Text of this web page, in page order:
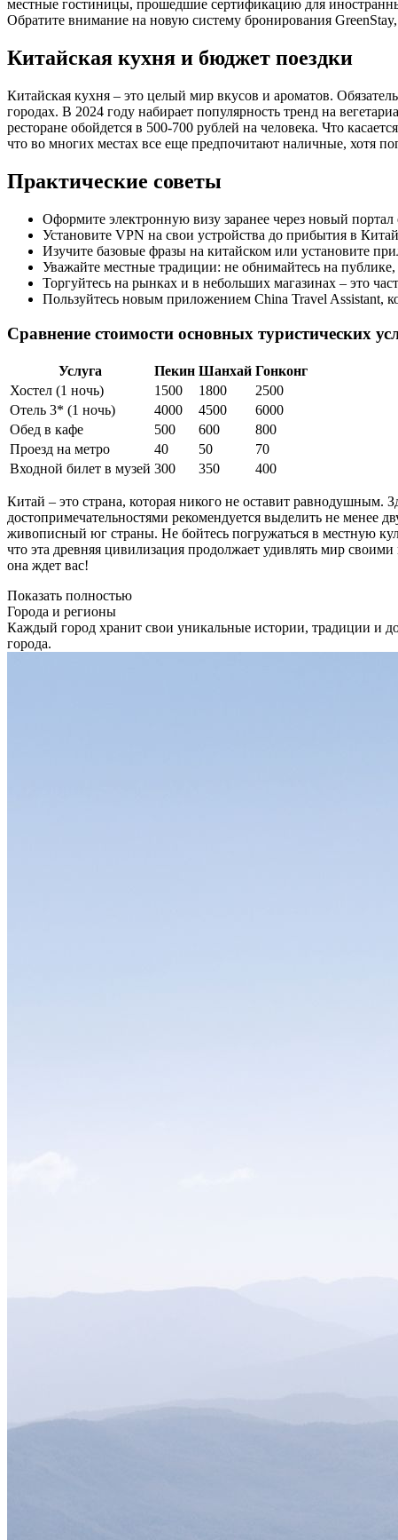
местные гостиницы, прошедшие сертификацию для
Обратите внимание на новую систему бронирования
Китайская кухня и бюджет поездки
Китайская кухня – это целый мир вкусов и ароматов.
городах. В 2024 году набирает популярность тренд на
ресторане обойдется в 500-700 рублей на человека. Что
что во многих местах все еще предпочитают наличные, хотя
Практические советы
Оформите электронную визу заранее через новый
Установите VPN на свои устройства до прибытия в
Изучите базовые фразы на китайском или установите
Уважайте местные традиции: не обнимайтесь на
Торгуйтесь на рынках и в небольших магазинах – это
Пользуйтесь новым приложением China Travel Assistant,
Сравнение стоимости основных туристических
Услуга Пекин Шанхай Гонконг
Хостел (1 ночь)
1500 1800
2500
Отель 3* (1 ночь)
4000 4500
6000
Обед в кафе
500 600
800
Проезд на метро
40 50
70
Входной билет в музей 300 350 400
Китай – это страна, которая никого не оставит
достопримечательностями рекомендуется выделить не менее
живописный юг страны. Не бойтесь погружаться в местную
что эта древняя цивилизация продолжает удивлять мир
она ждет вас!
Показать полностью
Города и регионы
Каждый город хранит свои уникальные истории, традиции и
города.